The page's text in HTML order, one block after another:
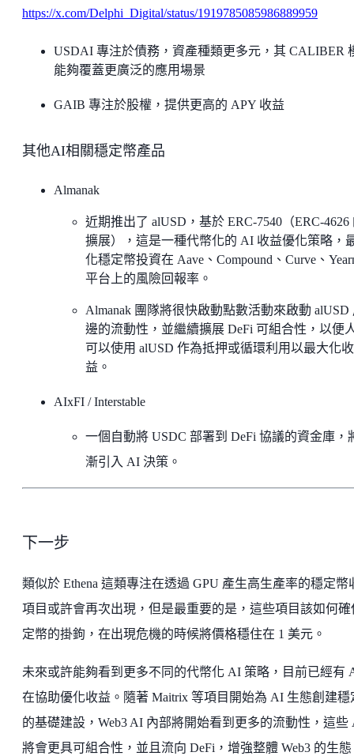
https://x.com/Delphi_Digital/status/1919785085986889959
USDAI 專注於債務，資產種類更多元，其 CALIBER
能夠覆蓋更廣泛的應用場景
GAIB 專注於股權，提供更高的 APY 收益
其他AI相關穩定幣產品
Almanak
近期推出了 alUSD，基於 ERC-7540（ERC-4626
擴展），這是一種代幣化的 AI 收益優化策略，
化穩定幣投資在 Aave、Compound、Curve、
平台上的風險回報率。
Almanak 團隊將很快啟動點數活動來啟動 alUSD
邊的流動性，並繼續擴展 DeFi 可組合性，以便
可以使用 alUSD 作為抵押或循環利用以最大化收
益。
AIxFI / Interstable
一個自動將 USDC 部署到 DeFi 協議的資金庫，
漸引入 AI 決策。
下一步
類似於 Ethena 這類專注在透過 GPU 產生高生產率的穩定幣
項目或許會再次出現，但是最重要的是，這些項目該如何確
定幣的掛鉤，在出現危機的時候將價格穩住在 1 美元。
未來或許能夠看到更多不同的代幣化 AI 策略，目前已經有
在協助優化收益。隨著 Maitrix 等項目開始為 AI 生態創建穩
的基礎建設，Web3 AI 內部將開始看到更多的流動性，這些
將會更具可組合性，並且流向 DeFi，增強整體 Web3 的生